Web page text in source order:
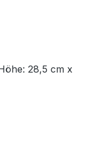
28,5 cm x